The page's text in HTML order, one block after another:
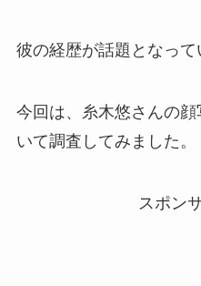
彼の経歴が話題となって
今回は、糸木悠さんの
いて調査してみました。
スポン